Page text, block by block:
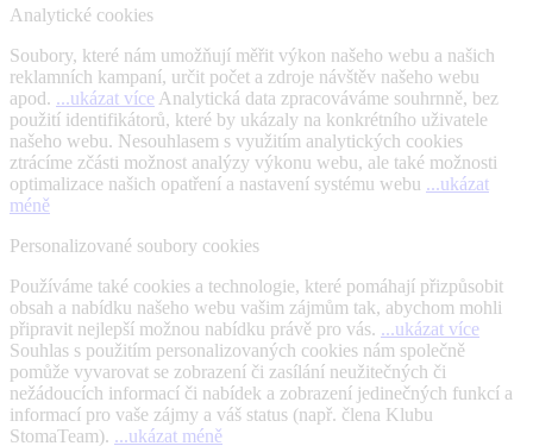
Analytické cookies
Soubory, které nám umožňují měřit výkon našeho webu a našich
reklamních kampaní, určit počet a zdroje návštěv našeho webu
apod. ...ukázat více Analytická data zpracováváme souhrnně, bez
použití identifikátorů, které by ukázaly na konkrétního uživatele
našeho webu. Nesouhlasem s využitím analytických cookies
ztrácíme zčásti možnost analýzy výkonu webu, ale také možnosti
optimalizace našich opatření a nastavení systému webu ...ukázat
méně
Personalizované soubory cookies
Používáme také cookies a technologie, které pomáhají přizpůsobit
obsah a nabídku našeho webu vašim zájmům tak, abychom mohli
připravit nejlepší možnou nabídku právě pro vás. ...ukázat více
Souhlas s použitím personalizovaných cookies nám společně
pomůže vyvarovat se zobrazení či zasílání neužitečných či
nežádoucích informací či nabídek a zobrazení jedinečných funkcí a
informací pro vaše zájmy a váš status (např. člena Klubu
StomaTeam). ...ukázat méně